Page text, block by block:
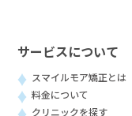
サービスについて
スマイルモア矯正とは
料金について
クリニックを探す